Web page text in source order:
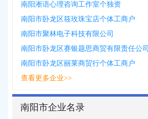
南阳淅语心理咨询工作室个独资
南阳市卧龙区筱玫珠宝店个体工商户
南阳市聚林电子科技有限公司
南阳市卧龙区赛银题思商贸有限责任公司
南阳市卧龙区丽莱商贸行个体工商户
查看更多企业>>
南阳市企业名录